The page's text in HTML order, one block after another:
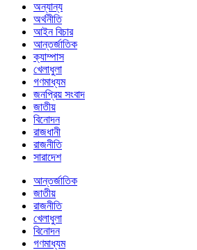
অন্যান্য
অর্থনীতি
আইন বিচার
আন্তর্জাতিক
ক্যাম্পাস
খেলাধুলা
গণমাধ্যম
জনপ্রিয় সংবাদ
জাতীয়
বিনোদন
রাজধানী
রাজনীতি
সারাদেশ
আন্তর্জাতিক
জাতীয়
রাজনীতি
খেলাধুলা
বিনোদন
গণমাধ্যম